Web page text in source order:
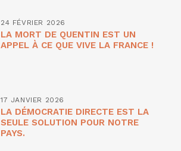
24 FÉVRIER 2026
LA MORT DE QUENTIN EST UN
APPEL À CE QUE VIVE LA FRANCE !
17 JANVIER 2026
LA DÉMOCRATIE DIRECTE EST LA
SEULE SOLUTION POUR NOTRE
PAYS.